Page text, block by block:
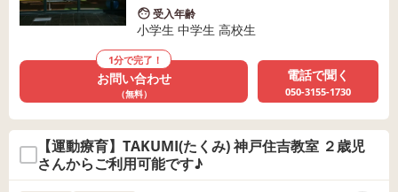
受入年齢
小学生 中学生 高校生
1分で完了！
お問い合わせ
（無料）
電話で聞く
050-3155-1730
【運動療育】TAKUMI(たくみ) 神戸住吉教室 ２歳児
さんからご利用可能です♪